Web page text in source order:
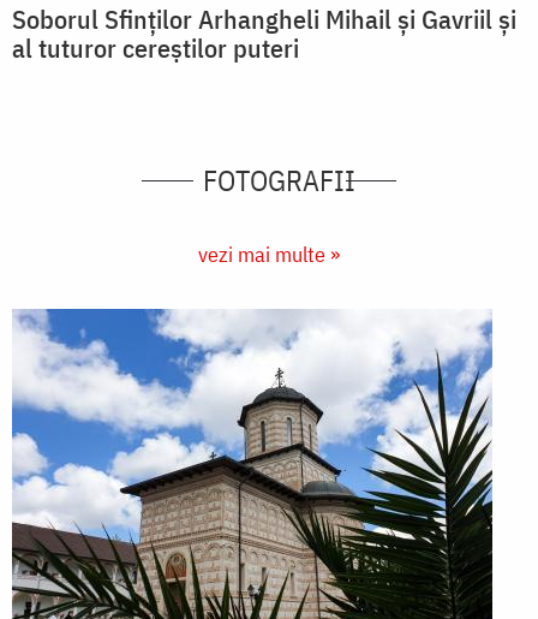
Soborul Sfinților Arhangheli Mihail și Gavriil și
al tuturor cereștilor puteri
FOTOGRAFII
vezi mai multe »